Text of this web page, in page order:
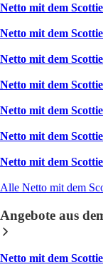
Netto mit dem Scottie
Netto mit dem Scottie
Netto mit dem Scottie
Netto mit dem Scottie
Netto mit dem Scottie
Netto mit dem Scottie
Netto mit dem Scottie
Alle Netto mit dem
Angebote aus
Netto mit dem